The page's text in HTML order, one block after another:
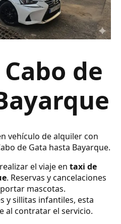
de
vehículo de alquiler con
de Gata hasta Bayarque.
el viaje en taxi de
. Reservas y cancelaciones
mascotas.
y sillitas infantiles, esta
al contratar el servicio.